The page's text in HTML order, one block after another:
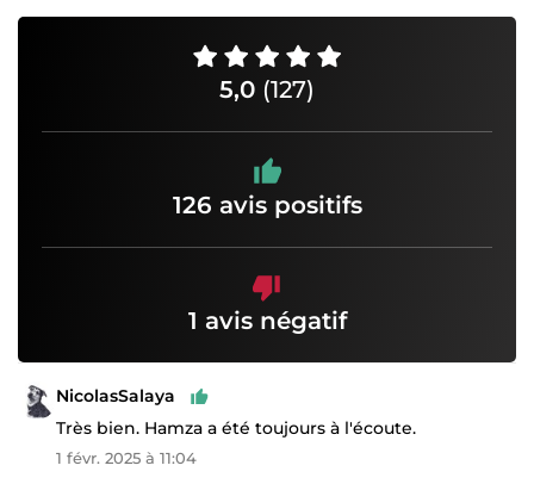
5,0 (127)
126 avis positifs
1 avis négatif
NicolasSalaya
Très bien. Hamza a été toujours à l'écoute.
1 févr. 2025 à 11:04